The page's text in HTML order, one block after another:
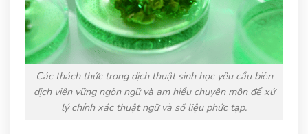
Các thách thức trong dịch thuật sinh học yêu cầu biên
dịch viên vững ngôn ngữ và am hiểu chuyên môn để xử
lý chính xác thuật ngữ và số liệu phức tạp.